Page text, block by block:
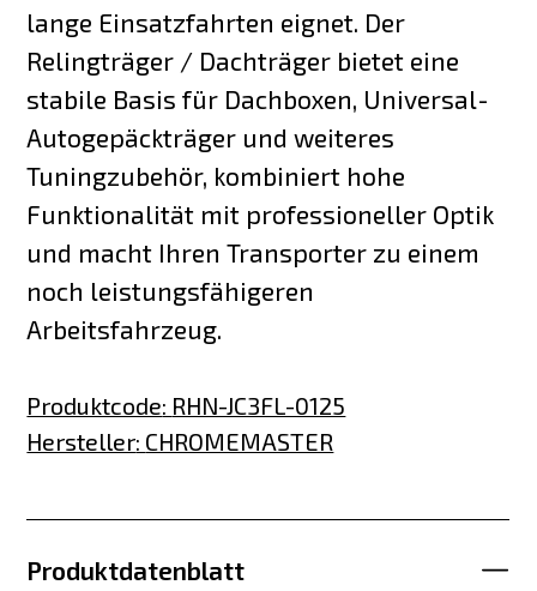
lange Einsatzfahrten eignet. Der
Relingträger / Dachträger bietet eine
stabile Basis für Dachboxen, Universal-
Autogepäckträger und weiteres
Tuningzubehör, kombiniert hohe
Funktionalität mit professioneller Optik
und macht Ihren Transporter zu einem
noch leistungsfähigeren
Arbeitsfahrzeug.
Produktcode: RHN-JC3FL-0125
Hersteller: CHROMEMASTER
Produktdatenblatt